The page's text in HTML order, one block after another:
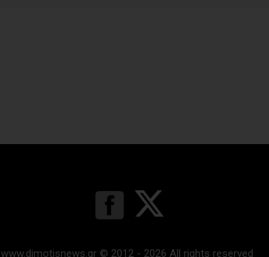
www.dimotisnews.gr © 2012 - 2026 All rights reserved